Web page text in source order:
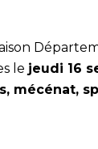
le jeudi 16
mécénat,